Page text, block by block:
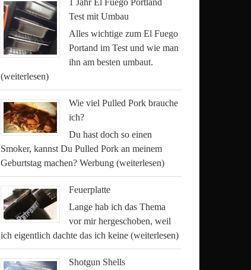
Test mit Umbau
Alles wichtige zum El Fuego
Portand im Test und wie man
ihn am besten umbaut.
(weiterlesen)
Wie viel Pulled Pork brauche
ich?
Du hast doch so einen
Smoker, kannst Du Pulled Pork an meinem
Geburtstag machen? Werbung (weiterlesen)
Feuerplatte
Lange hab ich das Thema
vor mir hergeschoben, weil
ich eigentlich dachte das ich keine (weiterlesen)
Shotgun Shells